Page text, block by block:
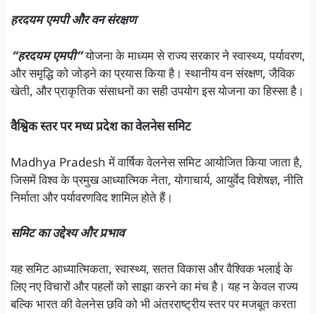
हरदयम एमपी और वन संरक्षण
“हरदयम एमपी”योजना के माध्यम से राज्य सरकार ने स्वास्थ्य, पर्यावरण,
और समृद्धि को जोड़ने का प्रयास किया है। स्थानीय वन संरक्षण, जैविक
खेती, और प्राकृतिक संसाधनों का सही उपयोग इस योजना का हिस्सा है।
वैश्विक स्तर पर मध्य प्रदेश का वेलनेस समिट
Madhya Pradesh में वार्षिक वेलनेस समिट आयोजित किया जाता है,
जिसमें विश्व के प्रमुख आध्यात्मिक नेता, योगाचार्य, आयुर्वेद विशेषज्ञ, नीति
निर्माता और पर्यावरणविद शामिल होते हैं।
समिट का उद्देश्य और प्रभाव
यह समिट आध्यात्मिकता, स्वास्थ्य, सतत विकास और वैश्विक भलाई के
लिए नए विचारों और पहलों को साझा करने का मंच है। यह न केवल राज्य
बल्कि भारत की वेलनेस छवि को भी अंतरराष्ट्रीय स्तर पर मजबूत करता